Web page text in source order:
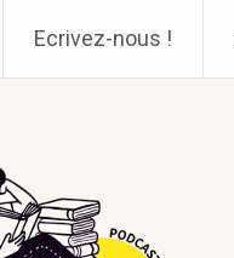
Ecrivez-nous !